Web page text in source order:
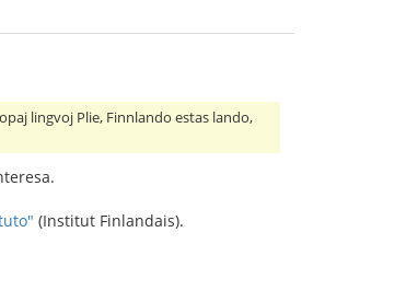
lingvoj Plie, Finnlando estas lando,
(Institut Finlandais).